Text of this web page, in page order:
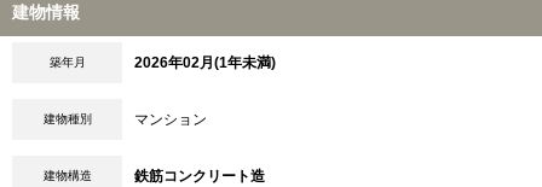
建物情報
築年月 2026年02月(1年未満)
建物種別 マンション
建物構造 鉄筋コンクリート造